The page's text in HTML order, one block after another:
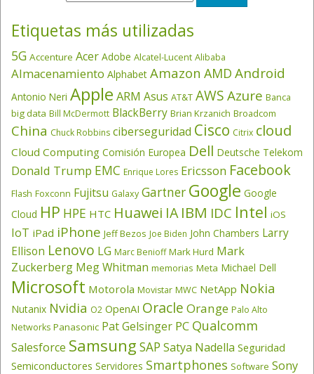
Etiquetas más utilizadas
5G Accenture Acer Adobe Alcatel-Lucent Alibaba
Almacenamiento Alphabet Amazon AMD Android
Antonio Neri Apple ARM Asus AT&T AWSAzure Banca
big data Bill McDermott BlackBerry Brian Krzanich Broadcom
China Chuck Robbins ciberseguridad Cisco Citrix cloud
Cloud Computing Comisión Europea Dell Deutsche Telekom
Donald Trump EMC Enrique Lores Ericsson Facebook
Flash Foxconn Fujitsu Galaxy Gartner Google Google
Cloud HP HPE HTC Huawei IA IBM IDC Intel iOS
IoT iPad iPhone Jeff Bezos Joe Biden John Chambers Larry
Ellison Lenovo LG Marc Benioff Mark Hurd Mark
Zuckerberg Meg Whitman memorias Meta Michael Dell
Microsoft Motorola Movistar MWC NetApp Nokia
Nutanix Nvidia O2 OpenAI Oracle Orange Palo Alto
Networks Panasonic Pat Gelsinger PC Qualcomm
Salesforce Samsung SAP Satya Nadella Seguridad
Semiconductores Servidores Smartphones Software Sony